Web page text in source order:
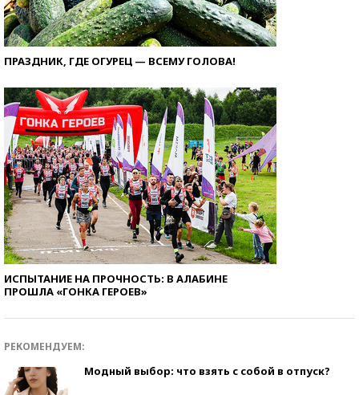
ПРАЗДНИК, ГДЕ ОГУРЕЦ — ВСЕМУ ГОЛОВА!
ИСПЫТАНИЕ НА ПРОЧНОСТЬ: В АЛАБИНЕ
ПРОШЛА «ГОНКА ГЕРОЕВ»
РЕКОМЕНДУЕМ:
Модный выбор: что взять с собой в отпуск?